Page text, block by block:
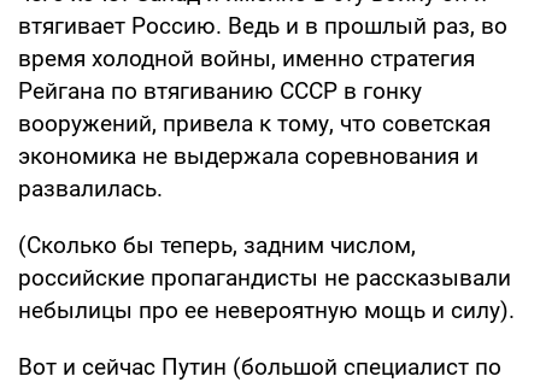
втягивает Россию. Ведь и в прошлый раз, во
время холодной войны, именно стратегия
Рейгана по втягиванию СССР в гонку
вооружений, привела к тому, что советская
экономика не выдержала соревнования и
развалилась.
(Сколько бы теперь, задним числом,
российские пропагандисты не рассказывали
небылицы про ее невероятную мощь и силу).
Вот и сейчас Путин (большой специалист по